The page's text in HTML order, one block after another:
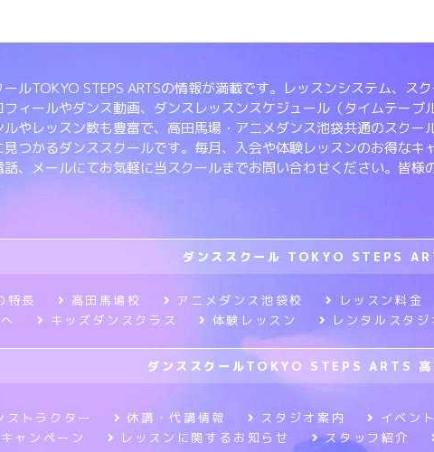
ルTOKYO STEPS ARTSの情報が満載です。レッスンシステム、ス
ィールやダンス動画、ダンスレッスンスケジュール（タイムテー
やレッスン数も豊富で、高田馬場・アニメダンス池袋共通のスク
つかるダンススクールです。毎月、入会や体験レッスンのお得な
、メールにてお気軽に当スクールまでお問い合わせください。皆
ダンススクール TOKYO STEPS
特長 高田馬場校 アニメダンス池袋校 レッスン料金
キッズダンスクラス 体験レッスン レンタルスタジ
ダンススクールTOKYO STEPS ARTS 高
ストラクター 休講・代講情報 スタジオ案内 イベン
キャンペーン
レッスンに関するお知らせ スタッフ紹介